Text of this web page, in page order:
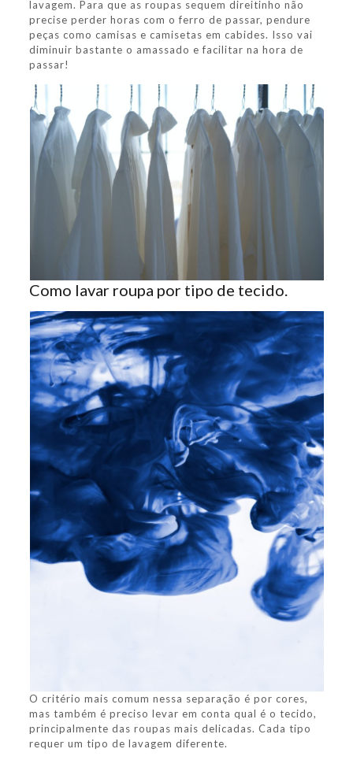
lavagem. Para que as roupas sequem direitinho não
precise perder horas com o ferro de passar, pendure
peças como camisas e camisetas em cabides. Isso vai
diminuir bastante o amassado e facilitar na hora de
passar!
Como lavar roupa por tipo de tecido.
O critério mais comum nessa separação é por cores,
mas também é preciso levar em conta qual é o tecido,
principalmente das roupas mais delicadas. Cada tipo
requer um tipo de lavagem diferente.